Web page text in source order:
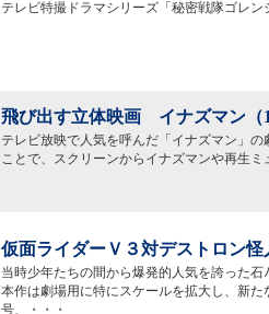
テレビ特撮ドラマシリーズ「秘密戦隊ゴレ
飛び出す立体映画 イナズマン（
テレビ放映で人気を呼んだ「イナズマン」
ことで、スクリーンからイナズマンや再生
仮面ライダーＶ３対デストロン怪
当時少年たちの間から爆発的人気を誇った
本作は劇場用に特にスケールを拡大し、新
号、・・・